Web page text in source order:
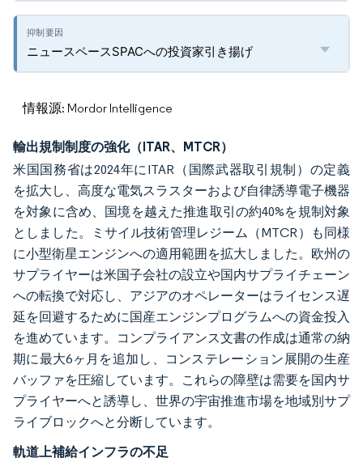
ニュースペースSPACへの投資家引き揚げ
情報源: Mordor Intelligence
輸出規制制度の強化（ITAR、MTCR）
米国国務省は2024年にITAR（国際武器取引規制）の定義
を拡大し、高度な電気スラスターおよび自律誘導電子機器
を対象に含め、国境を越えた推進取引の約40%を規制対象
としました。ミサイル技術管理レジーム（MTCR）も同様
に小型衛星エンジンへの適用範囲を拡大しました。欧州の
サプライヤーは米国子会社の設立や国内サプライチェーン
への転換で対応し、アジアのオペレーターはライセンス遅
延を回避するために国産エンジンプログラムへの資金投入
を進めています。コンプライアンス文書の作成は通常の納
期に最大6ヶ月を追加し、コンステレーション展開の生産
バッファを圧縮しています。これらの障壁は需要を国内サ
プライヤーへと誘導し、世界の宇宙推進市場を地域別サプ
ライブロックへと分断しています。
軌道上補給インフラの不足